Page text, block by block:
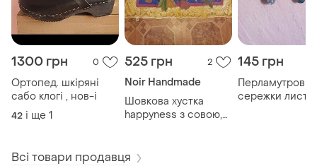
1300 грн 0
Ортопед. шкіряні
сабо клогі , нов-і
42 і ще 1
525 грн 2
Noir Handmade
Шовкова хустка
happyness з совою,
145 грн
Перламутрові
сережки листя
Всі товари продавця